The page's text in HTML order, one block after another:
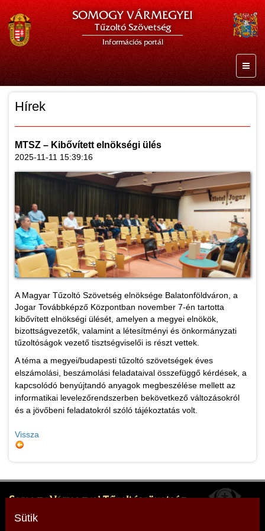
SOMOGY VÁRMEGYEI
Tűzoltó Szövetség
Információs portál
Hírek
MTSZ – Kibővített elnökségi ülés
2025-11-11 15:39:16
A Magyar Tűzoltó Szövetség elnöksége Balatonföldváron, a
Jogar Továbbképző Központban november 7-én tartotta
kibővített elnökségi ülését, amelyen a megyei elnökök,
bizottságvezetők, valamint a létesítményi és önkormányzati
tűzoltóságok vezető tisztségviselői is részt vettek.
A téma a megyei/budapesti tűzoltó szövetségek éves
elszámolási, beszámolási feladataival összefüggő kérdések, a
kapcsolódó benyújtandó anyagok megbeszélése mellett az
informatikai levelezőrendszerben bekövetkező változásokról
és a jövőbeni feladatokról szóló tájékoztatás volt.
Vissza
Somogy Vármegyei Tűzoltószövetség
Cím: 7400 Kaposvár, Somssich P. u. 7.
Sütik